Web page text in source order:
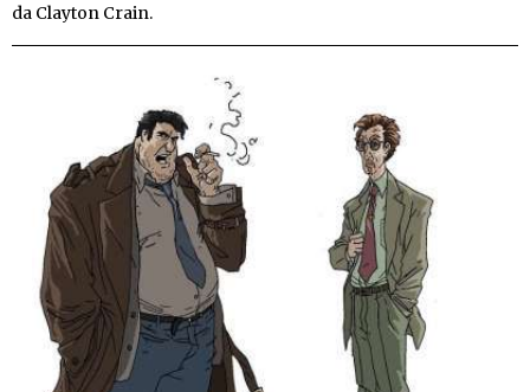
da Clayton Crain.